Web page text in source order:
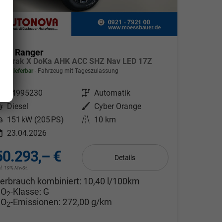
Ford Ranger
X DoKa AHK ACC SHZ Nav LED 17Z
lieferbar Fahrzeug mit Tageszulassung
24995230 Getriebe Automatik
Kraftstoff Diesel Außenfarbe Cyber Orange
151 kW (205 PS) Kilometerstand 10 km
23.04.2026
€
19% MwSt.
Details
kombiniert: 10,40 l/100km
2-Klasse: G
2-Emissionen: 272,00 g/km